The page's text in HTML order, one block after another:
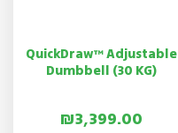
QuickDraw™ Adjustable
Dumbbell (30 KG)
₪3,399.00